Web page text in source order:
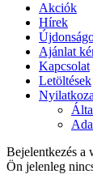
Akciók
Hírek
Ajánlat
Kapcsolat
Letöltések
Bejelentkezés a
Ön jelenleg